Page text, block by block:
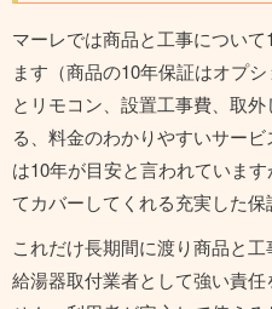
マーレでは商品と工事につい
ます（商品の10年保証はオプ
とリモコン、設置工事費、取
る、料金のわかりやすいサー
は10年が目安と言われていま
てカバーしてくれる充実した保
これだけ長期間に渡り商品と工
給湯器取付業者として強い責